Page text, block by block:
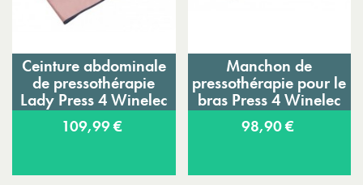
Ceinture abdominale
de pressothérapie
Lady Press 4 Winelec
109,99 €
Manchon de
pressothérapie pour le
bras Press 4 Winelec
98,90 €